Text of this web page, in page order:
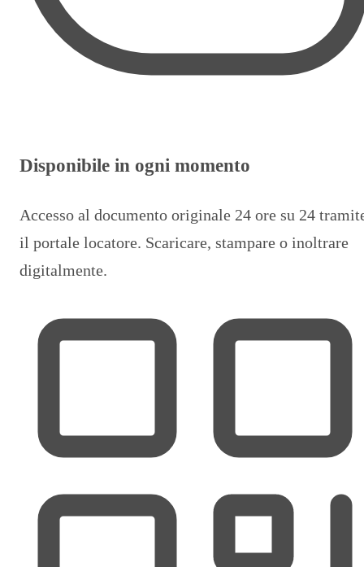
Disponibile in ogni momento
Accesso al documento originale 24 ore su 24
il portale locatore. Scaricare, stampare o inoltrare
digitalmente.